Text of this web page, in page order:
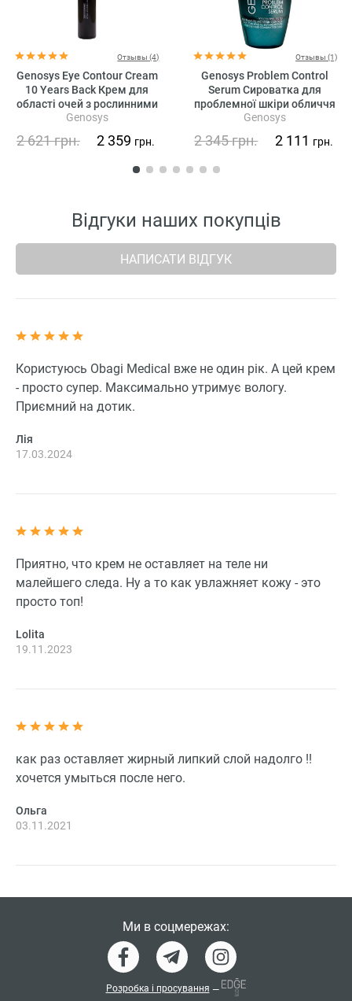
Отзывы (4)
Genosys Eye Contour Cream
10 Years Back Крем для
області очей з рослинними
стовбуровими клітинами
Genosys
2 621грн. 2 359 грн.
Отзывы (1)
Genosys Problem Control
Serum Сироватка для
проблемної шкіри обличчя
Genosys
2 345грн. 2 111 грн.
Відгуки наших покупців
НАПИСАТИ ВІДГУК
Користуюсь Obagi Medical вже не один рік. А цей крем
- просто супер. Максимально утримує вологу.
Приємний на дотик.
Лія
17.03.2024
Приятно, что крем не оставляет на теле ни
малейшего следа. Ну а то как увлажняет кожу - это
просто топ!
Lolita
19.11.2023
как раз оставляет жирный липкий слой надолго !!
хочется умыться после него.
Ольга
03.11.2021
Ми в соцмережах:
Розробка і просування —